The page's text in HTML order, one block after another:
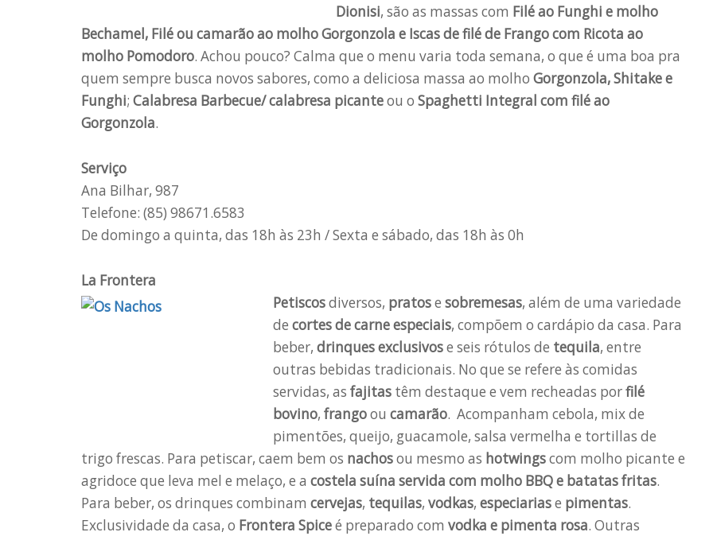
Dionisi, são as massas com Filé ao Funghi e molho
Bechamel, Filé ou camarão ao molho Gorgonzola e Iscas de filé de Frango com Ricota ao
molho Pomodoro. Achou pouco? Calma que o menu varia toda semana, o que é uma boa pra
quem sempre busca novos sabores, como a deliciosa massa ao molho Gorgonzola, Shitake e
Funghi; Calabresa Barbecue/ calabresa picanteou o Spaghetti Integral com filé ao
Gorgonzola.
Serviço
Ana Bilhar, 987
Telefone: (85) 98671.6583
De domingo a quinta, das 18h às 23h / Sexta e sábado, das 18h às 0h
La Frontera
Petiscosdiversos, pratose sobremesas, além de uma variedade
de cortes de carne especiais, compõem o cardápio da casa. Para
beber, drinques exclusivose seis rótulos de tequila, entre
outras bebidas tradicionais. No que se refere às comidas
servidas, as fajitas têm destaque e vem recheadas porfilé
bovino, frangoou camarão. Acompanham cebola, mix de
pimentões, queijo, guacamole, salsa vermelha e tortillas de
trigo frescas. Para petiscar, caem bem os nachosou mesmo as hotwingscom molho picante e
agridoce que leva mel e melaço, e a costela suína servida com molho BBQ e batatas fritas.
Para beber, os drinques combinam cervejas, tequilas, vodkas, especiariase pimentas.
Exclusividade da casa, o Frontera Spiceé preparado com vodka e pimenta rosa. Outras